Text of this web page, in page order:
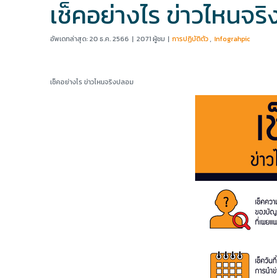
เช็คอย่างไร ข่าวไหนจ
อัพเดทล่าสุด: 20 ธ.ค. 2566 | 2071 ผู้ชม | การปฏิบัติตัว, Infograhpic
เช็คอย่างไร ข่าวไหนจริงปลอม